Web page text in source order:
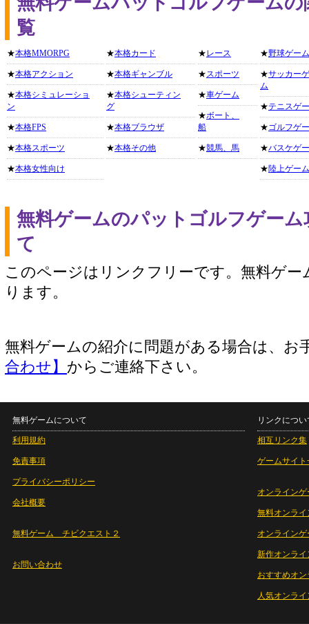
覧
★本格MMORPG
★本格アクション
★本格シミュレーショ
ン
★本格FPS
★本格スポーツ
★本格女性向け
★本格カード
★本格ギャンブル
★本格シューティン
グ
★本格ブラウザ
★本格その他
★レース
★スポーツ
★車ゲーム
★ボート、
船
★競馬、馬
★野球ゲーム
★サッカー
ム
★テニスゲ
★ゴルフゲ
★バスケゲ
★陸上ゲーム
無料ゲームのパットゴルフゲー
て
このページはリンクフリーです。無料ゲー
ります。
無料ゲームの紹介に問題がある場合は、お
合わせ】 からご連絡下さい。
無料ゲームについて
利用規約
免責事項
プライバシーポリシー
会社概要
無料ゲーム チビクエスト２
お問い合わせ
リンクについ
相互リンク集
ゲームサイト
オンラインゲ
無料オンライ
オンライン
新作オンライ
おすすめオ
人気オンラ